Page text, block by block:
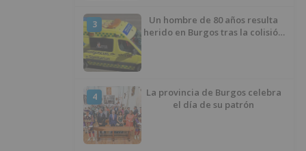
3
Un hombre de 80 años resulta
herido en Burgos tras la colisión
4
La provincia de Burgos celebra
el día de su patrón